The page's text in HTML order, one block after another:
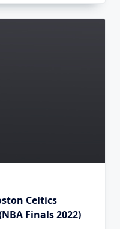
Celtics
Finals 2022)